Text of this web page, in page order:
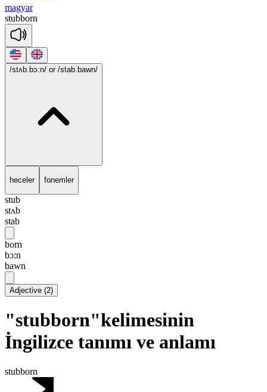
magyar
stubborn
/stʌb.bɔ:n/ or /stab.bawn/
heceler fonemler
stub
stʌb
stab
born
bɔ:n
bawn
Adjective (2)
"stubborn"kelimesinin
İngilizce tanımı ve anlamı
stubborn